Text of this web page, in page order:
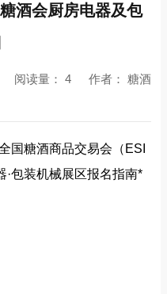
酒会厨房电器及包
阅读量： 4 作者： 糖酒
国糖酒商品交易会（ESI
包装机械展区报名指南*